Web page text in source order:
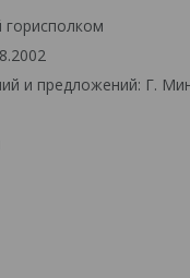
горисполком
и предложений: Г.